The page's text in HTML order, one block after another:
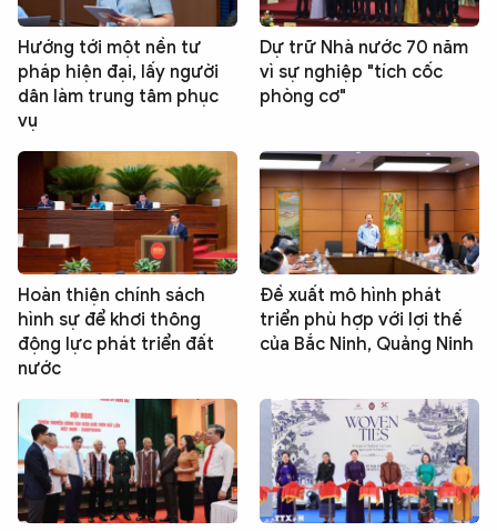
Hướng tới một nền tư
pháp hiện đại, lấy người
dân làm trung tâm phục
vụ
Dự trữ Nhà nước 70 năm
vì sự nghiệp "tích cốc
phòng cơ"
Hoàn thiện chính sách
hình sự để khơi thông
động lực phát triển đất
nước
Đề xuất mô hình phát
triển phù hợp với lợi thế
của Bắc Ninh, Quảng Ninh